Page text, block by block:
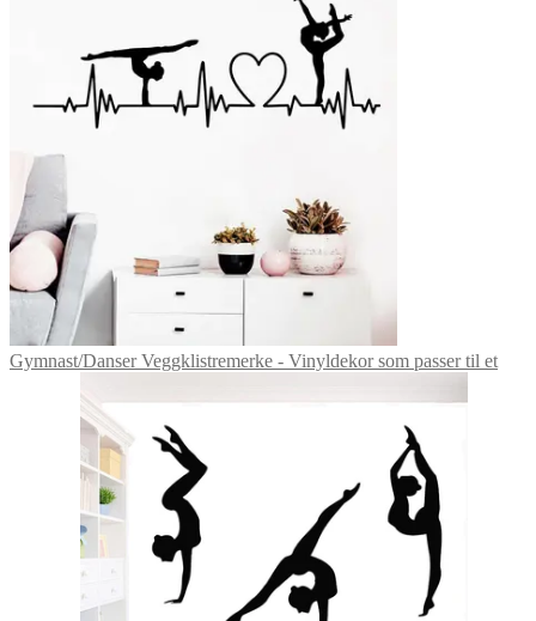
varianter.
Alternativene
kan
velges
på
produktsiden
Gymnast/Danser Veggklistremerke - Vinyldekor som passer til et